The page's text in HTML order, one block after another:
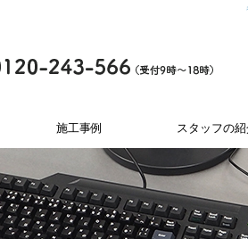
施工事例 スタッフの